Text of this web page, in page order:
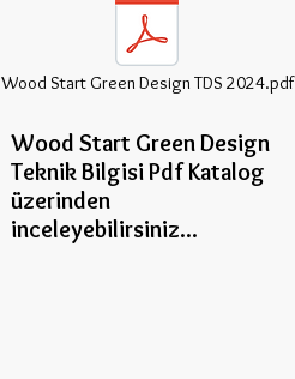
Wood Start Green Design TDS 2024.pdf
Wood Start Green Design
Teknik Bilgisi Pdf Katalog
üzerinden
inceleyebilirsiniz...